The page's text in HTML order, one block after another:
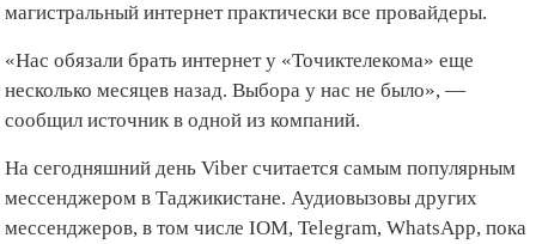
магистральный интернет практически все провайдеры.
«Нас обязали брать интернет у «Точиктелекома» еще
несколько месяцев назад. Выбора у нас не было», —
сообщил источник в одной из компаний.
На сегодняшний день Viber считается самым популярным
мессенджером в Таджикистане. Аудиовызовы других
мессенджеров, в том числе IOM, Telegram, WhatsApp, пока